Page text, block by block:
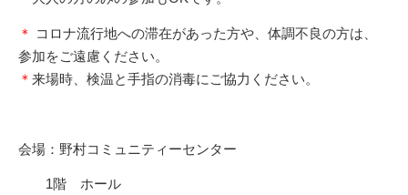
＊ コロナ流行地への滞在があった方や、体調不良の方は、
参加をご遠慮ください。
＊ 来場時、検温と手指の消毒にご協力ください。
会場：野村コミュニティーセンター
1階 ホール